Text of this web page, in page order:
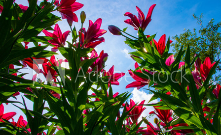
篠山玉水ゆり園
2020